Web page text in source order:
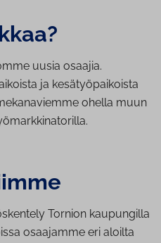
uusia osaajia.
ja kesätyöpaikoista
ohella muun
Tornion kaupungilla
osaajamme eri aloilta